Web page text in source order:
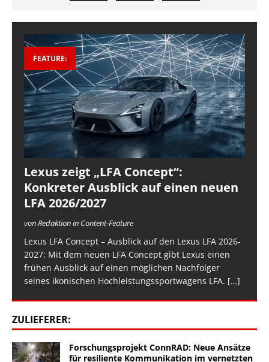
FEATURE:
Lexus zeigt „LFA Concept“:
Konkreter Ausblick auf einen neuen
LFA 2026/2027
von Redaktion in Content-Feature
Lexus LFA Concept – Ausblick auf den Lexus LFA 2026-
2027: Mit dem neuen LFA Concept gibt Lexus einen
frühen Ausblick auf einen möglichen Nachfolger
seines ikonischen Hochleistungssportwagens LFA. […]
ZULIEFERER:
Forschungsprojekt ConnRAD: Neue Ansätze
für resiliente Kommunikation im vernetzten